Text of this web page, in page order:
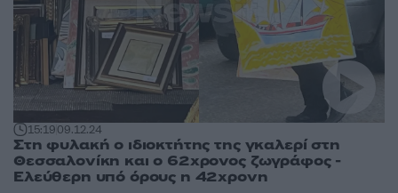
15:1909.12.24
Στη φυλακή ο ιδιοκτήτης της γκαλερί στη
Θεσσαλονίκη και ο 62χρονος ζωγράφος -
Ελεύθερη υπό όρους η 42χρονη